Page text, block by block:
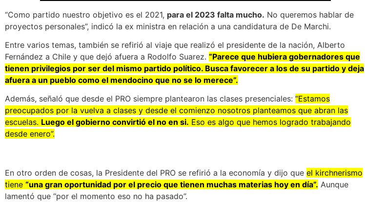
“Como partido nuestro objetivo es el 2021, para el 2023 falta mucho. No queremos hablar de
proyectos personales”, indicó la ex ministra en relación a una candidatura de De Marchi.
Entre varios temas, también se refirió al viaje que realizó el presidente de la nación, Alberto
Fernández a Chile y que dejó afuera a Rodolfo Suarez. “Parece que hubiera gobernadores que
tienen privilegios por ser del mismo partido político. Busca favorecer a los de su partido y deja
afuera a un pueblo como el mendocino que no se lo merece”.
Además, señaló que desde el PRO siempre plantearon las clases presenciales: “Estamos
preocupados por la vuelva a clases y desde el comienzo nosotros planteamos que abran las
escuelas. Luego el gobierno convirtió el no en si. Eso es algo que hemos logrado trabajando
desde enero”.
En otro orden de cosas, la Presidente del PRO se refirió a la economía y dijo que el kirchnerismo
tiene “una gran oportunidad por el precio que tienen muchas materias hoy en día”. Aunque
lamentó que “por el momento eso no ha pasado”.